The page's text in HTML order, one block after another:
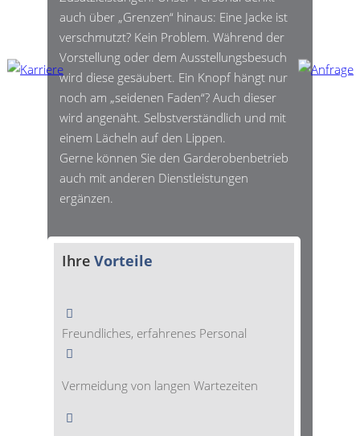
auch über „Grenzen“ hinaus: Eine Jacke ist
verschmutzt? Kein Problem. Während der
Vorstellung oder dem Ausstellungsbesuch
wird diese gesäubert. Ein Knopf hängt nur
noch am „seidenen Faden“? Auch dieser
wird angenäht. Selbstverständlich und mit
einem Lächeln auf den Lippen.
Gerne können Sie den Garderobenbetrieb
auch mit anderen Dienstleistungen
ergänzen.
Ihre Vorteile
Freundliches, erfahrenes Personal
Vermeidung von langen Wartezeiten